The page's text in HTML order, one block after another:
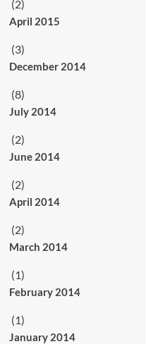
(2)
April 2015
(3)
December 2014
(8)
July 2014
(2)
June 2014
(2)
April 2014
(2)
March 2014
(1)
February 2014
(1)
January 2014